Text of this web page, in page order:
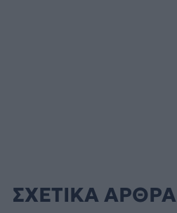
ΣΧΕΤΙΚΑ ΑΡΘΡΑ